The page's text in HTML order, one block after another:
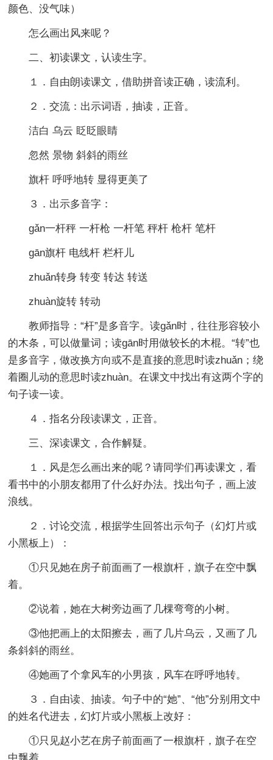
颜色、没气味）
怎么画出风来呢？
二、初读课文，认读生字。
１．自由朗读课文，借助拼音读正确，读流利。
２．交流：出示词语，抽读，正音。
洁白 乌云 眨眨眼睛
忽然 景物 斜斜的雨丝
旗杆 呼呼地转 显得更美了
３．出示多音字：
ɡǎn一杆秤 一杆枪 一杆笔 秤杆 枪杆 笔杆
ɡān旗杆 电线杆 栏杆儿
zhuǎn转身 转变 转达 转送
zhuàn旋转 转动
教师指导：“杆”是多音字。读ɡǎn时，往往形容较小
的木条，可以做量词；读ɡān时用做较长的木棍。“转”也
是多音字，做改换方向或不是直接的意思时读zhuǎn；绕
着圈儿动的意思时读zhuàn。在课文中找出有这两个字的
句子读一读。
４．指名分段读课文，正音。
三、深读课文，合作解疑。
１．风是怎么画出来的呢？请同学们再读课文，看
看书中的小朋友都用了什么好办法。找出句子，画上波
浪线。
２．讨论交流，根据学生回答出示句子（幻灯片或
小黑板上）：
①只见她在房子前面画了一根旗杆，旗子在空中飘
着。
②说着，她在大树旁边画了几棵弯弯的小树。
③他把画上的太阳擦去，画了几片乌云，又画了几
条斜斜的雨丝。
④她画了个拿风车的小男孩，风车在呼呼地转。
３．自由读、抽读。句子中的“她”、“他”分别用文中
的姓名代进去，幻灯片或小黑板上改好：
①只见赵小艺在房子前面画了一根旗杆，旗子在空